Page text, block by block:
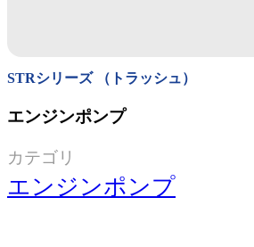
STRシリーズ （トラッシュ）
エンジンポンプ
カテゴリ
エンジンポンプ